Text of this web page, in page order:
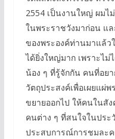
2554 เป็นงานใหญ่ ผมไ
ในพระราชวังมาก่อน แ
ของพระองค์ท่านมาแล้ว
ได้ยิ่งใหญ่มาก เพราะไ
น้อง ๆ ที่รู้จักกัน คนที่อย
วัตถุประสงค์เพื่อเผยแผ่
ขยายออกไป ให้คนในสั
คนต่าง ๆ ที่สนใจในประ
ประสบการณ์การชมละ